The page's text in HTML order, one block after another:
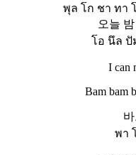
พุล โก ชา ทา
오늘 밤
โอ นึล ปั
I can
Bam bam
พา